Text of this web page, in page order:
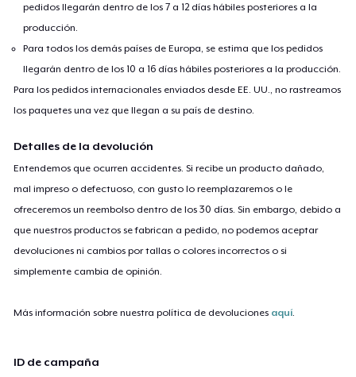
pedidos llegarán dentro de los 7 a 12 días hábiles posteriores a la
producción.
Para todos los demás países de Europa, se estima que los pedidos
llegarán dentro de los 10 a 16 días hábiles posteriores a la producción.
Para los pedidos internacionales enviados desde EE. UU., no rastreamos
los paquetes una vez que llegan a su país de destino.
Detalles de la devolución
Entendemos que ocurren accidentes. Si recibe un producto dañado,
mal impreso o defectuoso, con gusto lo reemplazaremos o le
ofreceremos un reembolso dentro de los 30 días. Sin embargo, debido a
que nuestros productos se fabrican a pedido, no podemos aceptar
devoluciones ni cambios por tallas o colores incorrectos o si
simplemente cambia de opinión.
Más información sobre nuestra política de devoluciones aquí
ID de campaña